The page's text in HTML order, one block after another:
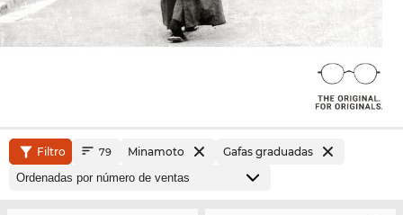
Filtro 79 Minamoto Gafas graduadas